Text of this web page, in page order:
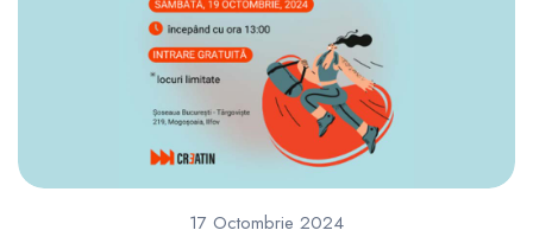
17 Octombrie 2024